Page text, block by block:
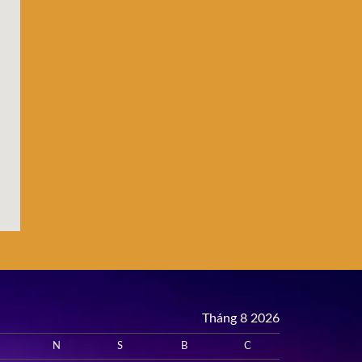
Tháng 8 2026
N S B C